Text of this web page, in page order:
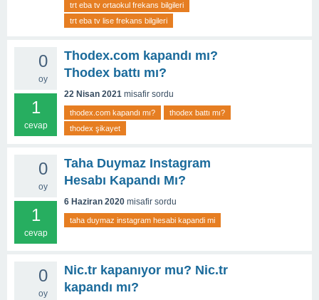
trt eba tv ortaokul frekans bilgileri
trt eba tv lise frekans bilgileri
0
oy
1
cevap
Thodex.com kapandı mı?
Thodex battı mı?
22 Nisan 2021 misafir sordu
thodex.com kapandı mı?
thodex battı mı?
thodex şikayet
0
oy
1
cevap
Taha Duymaz Instagram
Hesabı Kapandı Mı?
6 Haziran 2020 misafir sordu
taha duymaz instagram hesabi kapandi mi
0
oy
Nic.tr kapanıyor mu? Nic.tr
kapandı mı?